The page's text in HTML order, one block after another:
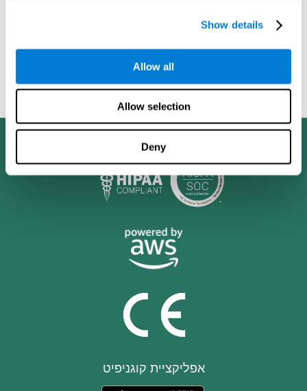
Show details
Allow all
Allow selection
Deny
מאומן כדי להבדיל בין רע לטוב, שלוות נפש ואלימות, צדק וחוסר צדק.
להסכים או להתנגד. התחום יעסוק גם בדילמות נוספות בנושאי חינוך,
פילוסופיה ואתיקה אשר ישגשגו כאשר אימון המוח ייכנס למערכת
החינוך ויתמקד לא רק בבריאות מנטאלית ורוחנית אופטימלית, אלא
גם בהטמעה של ערכים מוסריים וחברתיים.
אפליקציית קוגניפיט